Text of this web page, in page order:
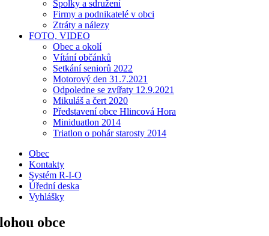
Spolky a sdružení
Firmy a podnikatelé v obci
Ztráty a nálezy
FOTO, VIDEO
Obec a okolí
Vítání občánků
Setkání seniorů 2022
Motorový den 31.7.2021
Odpoledne se zvířaty 12.9.2021
Mikuláš a čert 2020
Představení obce Hlincová Hora
Miniduatlon 2014
Triatlon o pohár starosty 2014
Obec
Kontakty
Systém R-I-O
Úřední deska
Vyhlášky